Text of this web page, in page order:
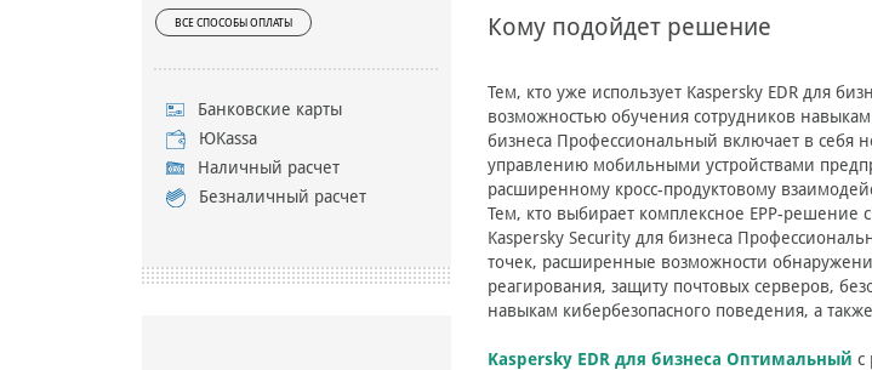
ВСЕ СПОСОБЫ ОПЛАТЫ
Банковские карты
ЮKassa
Наличный расчет
Безналичный расчет
Кому подойдет решение
Тем, кто уже использует Kaspersky EDR для
возможностью обучения сотрудников
бизнеса Профессиональный включает в себя
управлению мобильными устройствами
расширенному кросс-продуктовому
Тем, кто выбирает комплексное EPP-
Kaspersky Security для бизнеса
точек, расширенные возможности
реагирования, защиту почтовых серверов,
навыкам кибербезопасного поведения, а
Kaspersky EDR для бизнеса Оптимальный с